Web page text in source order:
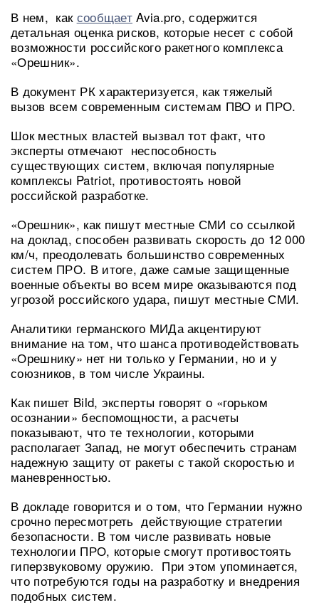
В нем, как сообщает Avia.pro, содержится
детальная оценка рисков, которые несет с собой
возможности российского ракетного комплекса
«Орешник».
В документ РК характеризуется, как тяжелый
вызов всем современным системам ПВО и ПРО.
Шок местных властей вызвал тот факт, что
эксперты отмечают неспособность
существующих систем, включая популярные
комплексы Patriot, противостоять новой
российской разработке.
«Орешник», как пишут местные СМИ со ссылкой
на доклад, способен развивать скорость до 12 000
км/ч, преодолевать большинство современных
систем ПРО. В итоге, даже самые защищенные
военные объекты во всем мире оказываются под
угрозой российского удара, пишут местные СМИ.
Аналитики германского МИДа акцентируют
внимание на том, что шанса противодействовать
«Орешнику» нет ни только у Германии, но и у
союзников, в том числе Украины.
Как пишет Bild, эксперты говорят о «горьком
осознании» беспомощности, а расчеты
показывают, что те технологии, которыми
располагает Запад, не могут обеспечить странам
надежную защиту от ракеты с такой скоростью и
маневренностью.
В докладе говорится и о том, что Германии нужно
срочно пересмотреть действующие стратегии
безопасности. В том числе развивать новые
технологии ПРО, которые смогут противостоять
гиперзвуковому оружию. При этом упоминается,
что потребуются годы на разработку и внедрения
подобных систем.